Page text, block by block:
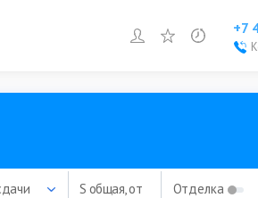
Войти или
зарегистрироваться
Избранное +7
S общая, от Отделка